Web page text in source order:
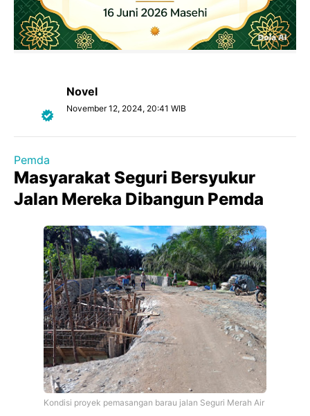
Novel
November 12, 2024, 20:41 WIB
Pemda
Masyarakat Seguri Bersyukur
Jalan Mereka Dibangun Pemda
Kondisi proyek pemasangan barau jalan Seguri Merah Air